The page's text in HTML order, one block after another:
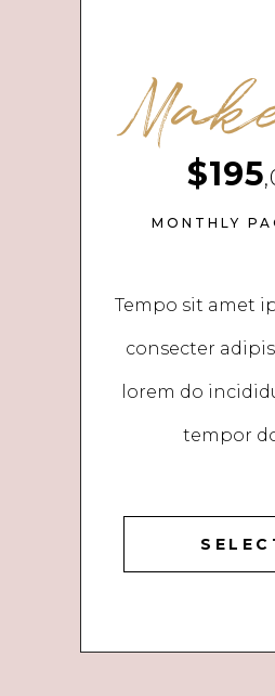
$195
MONTHLY
Tempo sit amet
consecter
lorem do
tempor